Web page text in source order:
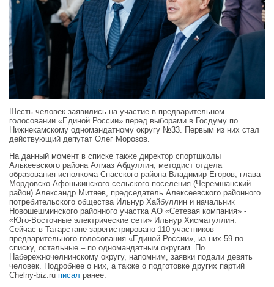
Шесть человек заявились на участие в предварительном
голосовании «Единой России» перед выборами в Госдуму по
Нижнекамскому одномандатному округу №33. Первым из них стал
действующий депутат Олег Морозов.
На данный момент в списке также директор спортшколы
Алькеевского района Алмаз Абдуллин, методист отдела
образования исполкома Спасского района Владимир Егоров, глава
Мордовско-Афонькинского сельского поселения (Черемшанский
район) Александр Митяев, председатель Алексеевского районного
потребительского общества Ильнур Хайбуллин и начальник
Новошешминского районного участка АО «Сетевая компания» -
«Юго-Восточные электрические сети» Ильнур Хисматуллин.
Сейчас в Татарстане зарегистрировано 110 участников
предварительного голосования «Единой России», из них 59 по
списку, остальные – по одномандатным округам. По
Набережночелнинскому округу, напомним, заявки подали девять
человек. Подробнее о них, а также о подготовке других партий
Chelny-biz.ru писал ранее.